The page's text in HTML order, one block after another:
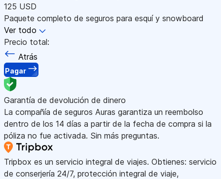
125 USD
Paquete completo de seguros para esquí y snowboard
Ver todo
Precio total:
Atrás
Pagar
Garantía de devolución de dinero
La compañía de seguros Auras garantiza un reembolso
dentro de los 14 días a partir de la fecha de compra si la
póliza no fue activada. Sin más preguntas.
Tripbox es un servicio integral de viajes. Obtienes: servicio
de conserjería 24/7, protección integral de viaje,